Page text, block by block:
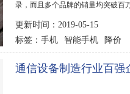
录，而且多个品牌的销量均突破百
更新时间：2019-05-15
标签： 手机 智能手机 降价
通信设备制造行业百强